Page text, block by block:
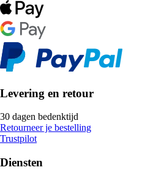
Levering en retour
30 dagen bedenktijd
Retourneer je bestelling
Trustpilot
Diensten